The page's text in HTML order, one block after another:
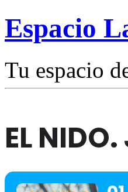
Espacio
Tu espacio
EL